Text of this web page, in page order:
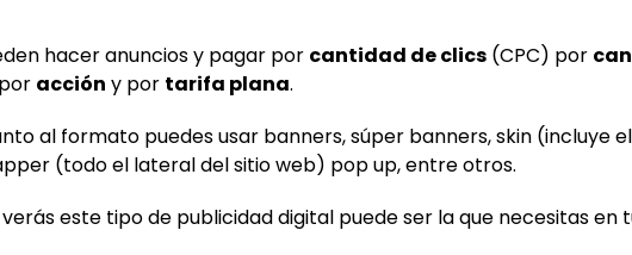
hacer anuncios y pagar por cantidad de clics(CPC) por
acción y por tarifa plana.
al formato puedes usar banners, súper banners, skin (incluye
(todo el lateral del sitio web) pop up, entre otros.
este tipo de publicidad digital puede ser la que necesitas en